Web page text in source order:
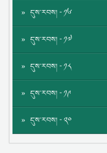
དུས་རབས། - ༡༦
དུས་རབས། - ༡༧
དུས་རབས། - ༡༨
དུས་རབས། - ༡༩
དུས་རབས། - ༢༠